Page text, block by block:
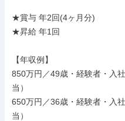
★賞与 年2回(4ヶ月分)
★昇給 年1回
【年収例】
850万円／49歳・経験者・入
当）
650万円／36歳・経験者・入
当）